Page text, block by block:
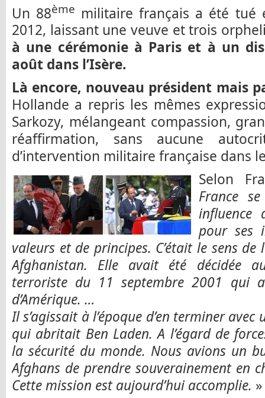
Un 88ème militaire français a été tué
2012, laissant une veuve et trois
à une cérémonie à Paris et à un
août dans l’Isère.
Là encore, nouveau président mais
Hollande a repris les mêmes
Sarkozy, mélangeant compassion,
réaffirmation, sans aucune
d’intervention militaire française dans
Selon
France
influence
pour ses
valeurs et de principes. C’était le sens
Afghanistan. Elle avait été décidée
terroriste du 11 septembre 2001 qui
d’Amérique. …
Il s’agissait à l’époque d’en terminer
qui abritait Ben Laden. A l’égard de
la sécurité du monde. Nous avions un
Afghans de prendre souverainement en
Cette mission est aujourd’hui accomplie. »